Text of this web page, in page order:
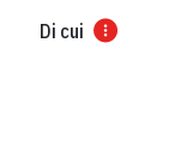
Di cui